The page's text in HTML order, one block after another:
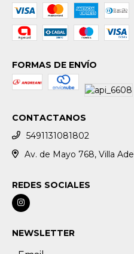
FORMAS DE ENVÍO
CONTACTANOS
5491131081802
Av. de Mayo 768, Villa
REDES SOCIALES
NEWSLETTER